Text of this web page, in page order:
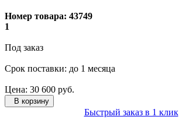
Номер товара: 43749
1
Под заказ
Cрок поставки: до 1 месяца
Цена: 30 600 руб.
В корзину
Быстрый заказ в 1 клик